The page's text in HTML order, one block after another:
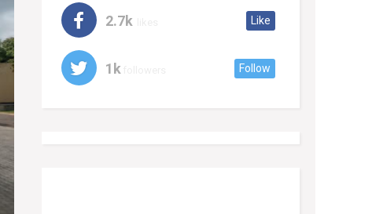
2.7k Like
1k Follow